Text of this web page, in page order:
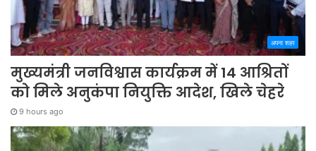
अपना शहर
मुख्यमंत्री जनविश्वास कार्यक्रम में 14 आश्रितों
को मिले अनुकंपा नियुक्ति आदेश, खिले चेहरे
9 hours ago